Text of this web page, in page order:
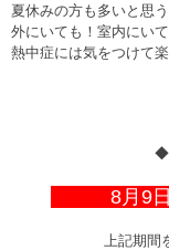
夏休みの方も多いと思う
外にいても！室内にいて
熱中症には気をつけて
◆
8月9日
上記期間